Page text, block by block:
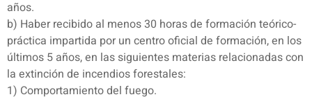
años.
b) Haber recibido al menos 30 horas de formación teórico-
práctica impartida por un centro oficial de formación, en los
últimos 5 años, en las siguientes materias relacionadas con
la extinción de incendios forestales:
1) Comportamiento del fuego.